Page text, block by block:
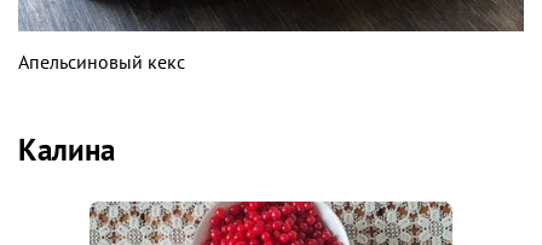
Апельсиновый кекс
Калина